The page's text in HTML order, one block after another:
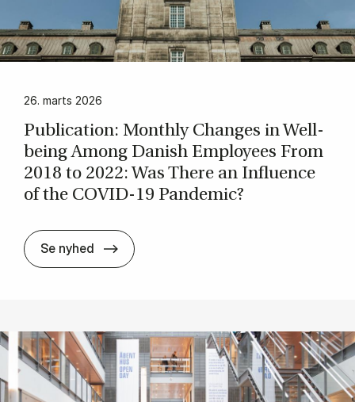
26. marts 2026
Pu­bli­ca­tion: Mont­hly Chan­ges in Well-
be­ing Among Da­nish Em­ploy­e­es From
2018 to 2022: Was The­re an In­flu­en­ce
of the COVID-19 Pan­de­mic?
Se nyhed Pu­bli­ca­tion: Mont­hly Chan­ges in Well-